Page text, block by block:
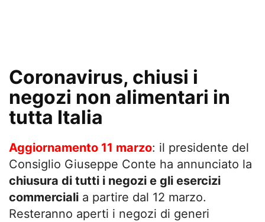
Coronavirus, chiusi i
negozi non alimentari in
tutta Italia
Aggiornamento 11 marzo: il presidente del
Consiglio Giuseppe Conte ha annunciato la
chiusura di tutti i negozi e gli esercizi
commerciali a partire dal 12 marzo.
Resteranno aperti i negozi di generi